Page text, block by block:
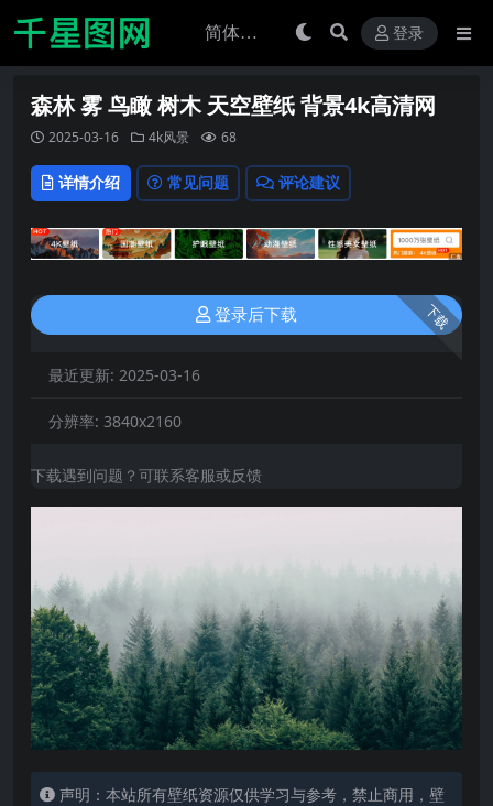
登录
森林 雾 鸟瞰 树木 天空壁纸 背景4k高清网
2025-03-16 4k风景 68
详情介绍 常见问题 评论建议
下载
登录后下载
最近更新: 2025-03-16
分辨率: 3840x2160
下载遇到问题？可联系客服或反馈
声明：本站所有壁纸资源仅供学习与参考，禁止商用，壁